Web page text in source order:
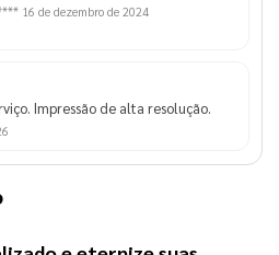
16 de dezembro de 2024
Impressão de alta resolução.